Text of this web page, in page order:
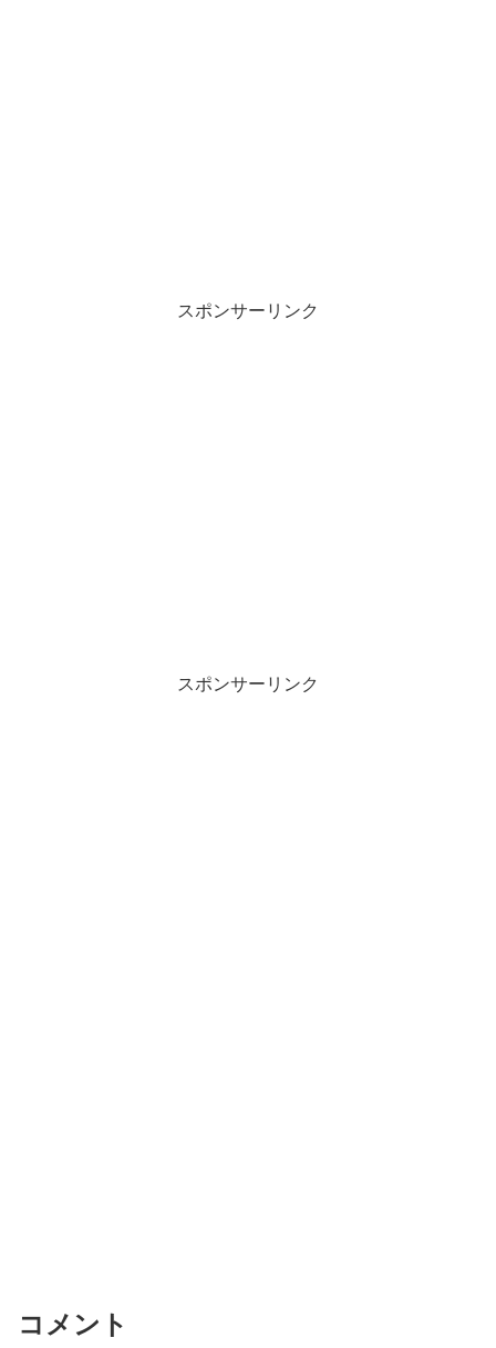
スポンサーリンク
スポンサーリンク
コメント